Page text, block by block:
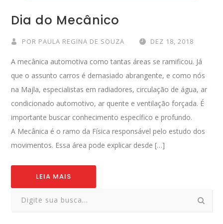
Dia do Mecânico
POR PAULA REGINA DE SOUZA DEZ 18, 2018
A mecânica automotiva como tantas áreas se ramificou. Já
que o assunto carros é demasiado abrangente, e como nós
na Majla, especialistas em radiadores, circulação de água, ar
condicionado automotivo, ar quente e ventilação forçada. É
importante buscar conhecimento específico e profundo.
A Mecânica é o ramo da Física responsável pelo estudo dos
movimentos. Essa área pode explicar desde […]
LEIA MAIS